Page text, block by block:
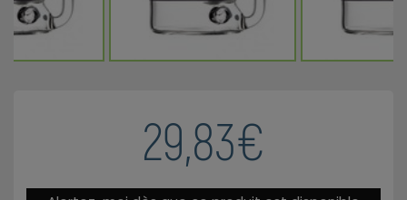
29,83€